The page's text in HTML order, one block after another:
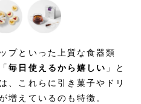
プといった上質な食器類
毎日使えるから嬉しい 」と
、これらに引き菓子やドリ
増えているのも特徴。